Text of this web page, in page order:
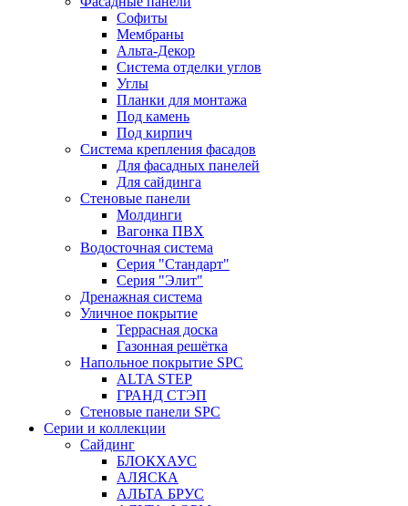
Софиты
Мембраны
Альта-Декор
Система отделки углов
Углы
Планки для монтажа
Под камень
Под кирпич
Система крепления фасадов
Для фасадных панелей
Для сайдинга
Стеновые панели
Молдинги
Вагонка ПВХ
Водосточная система
Серия "Стандарт"
Серия "Элит"
Дренажная система
Уличное покрытие
Террасная доска
Газонная решётка
Напольное покрытие SPC
ALTA STEP
ГРАНД СТЭП
Стеновые панели SPC
Серии и коллекции
Сайдинг
БЛОКХАУС
АЛЯСКА
АЛЬТА БРУС